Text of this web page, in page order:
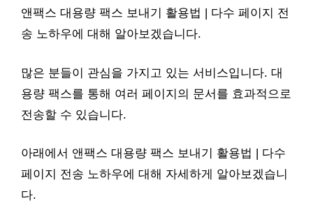
앤팩스 대용량 팩스 보내기 활용법 | 다수 페이지 전
송 노하우에 대해 알아보겠습니다.
많은 분들이 관심을 가지고 있는 서비스입니다. 대
용량 팩스를 통해 여러 페이지의 문서를 효과적으로
전송할 수 있습니다.
아래에서 앤팩스 대용량 팩스 보내기 활용법 | 다수
페이지 전송 노하우에 대해 자세하게 알아보겠습니
다.